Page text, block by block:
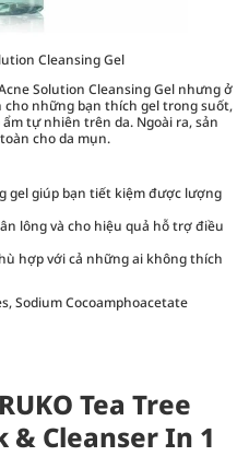
Cleansing Gel
Solution Cleansing Gel nhưng ở
cho những bạn thích gel trong suốt,
tự nhiên trên da. Ngoài ra, sản
cho da mụn.
gel giúp bạn tiết kiệm được lượng
lông và cho hiệu quả hỗ trợ điều
hợp với cả những ai không thích
Sodium Cocoamphoacetate
Tea Tree
& Cleanser In 1